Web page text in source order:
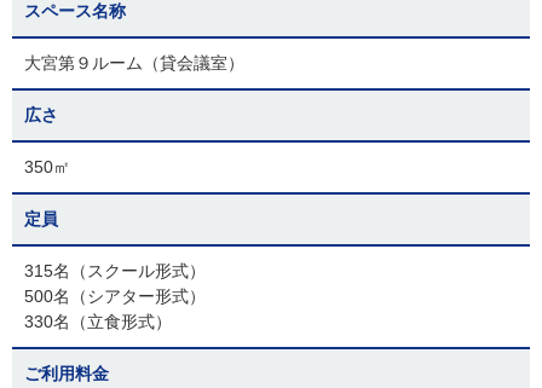
スペース名称
大宮第９ルーム（貸会議室）
広さ
350㎡
定員
315名（スクール形式）
500名（シアター形式）
330名（立食形式）
ご利用料金